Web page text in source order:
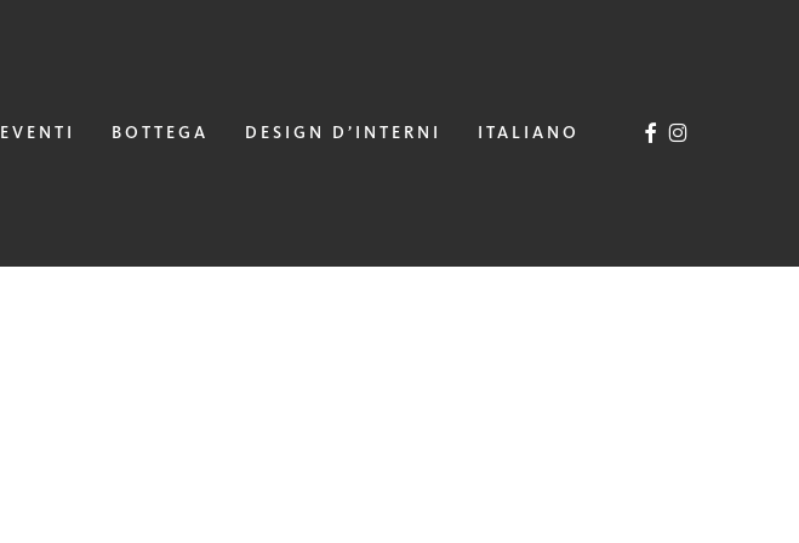
EVENTI BOTTEGA DESIGN D’INTERNI ITALIANO FACEBOOK
INSTAGRAM